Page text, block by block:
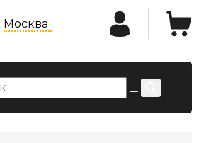
Москва